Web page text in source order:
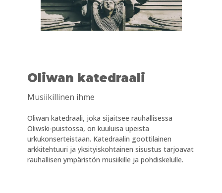
Oliwan katedraali
Musiikillinen ihme
Oliwan katedraali, joka sijaitsee rauhallisessa
Oliwski-puistossa, on kuuluisa upeista
urkukonserteistaan. Katedraalin goottilainen
arkkitehtuuri ja yksityiskohtainen sisustus tarjoavat
rauhallisen ympäristön musiikille ja pohdiskelulle.